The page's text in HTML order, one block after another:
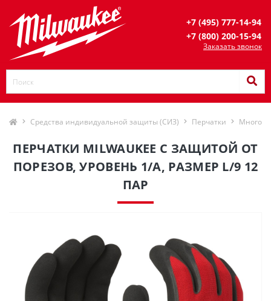
+7 (495) 777-14-94
+7 (800) 200-15-94
Заказать звонок
Средства индивидуальной защиты (СИЗ) Перчатки
ПЕРЧАТКИ MILWAUKEE С ЗАЩИТОЙ ОТ
ПОРЕЗОВ, УРОВЕНЬ 1/A, РАЗМЕР L/9 12
ПАР